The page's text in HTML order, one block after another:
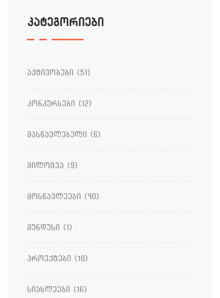
კატეგორიები
აქტივობები (51)
კონკურსები (12)
მასწავლებელი (6)
მილოცვა (9)
მოსწავლეები (40)
მუნდუსი (1)
პროექტები (10)
სიახლეები (16)